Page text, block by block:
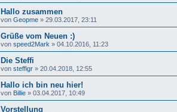
Hallo zusammen
von Geopme » 29.03.2017, 23:11
Grüße vom Neuen :)
von speed2Mark » 04.10.2016, 11:23
Die Steffi
von steffigr » 20.04.2018, 12:55
Hallo ich bin neu hier!
von Billie » 03.04.2017, 10:49
Vorstellung